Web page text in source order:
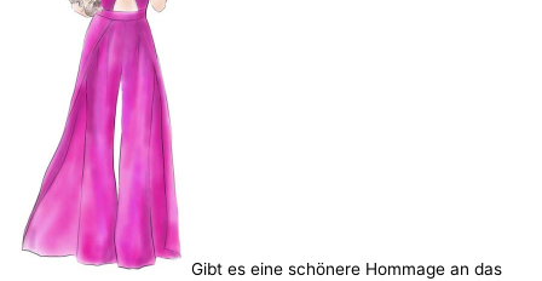
Gibt es eine schönere Hommage an das